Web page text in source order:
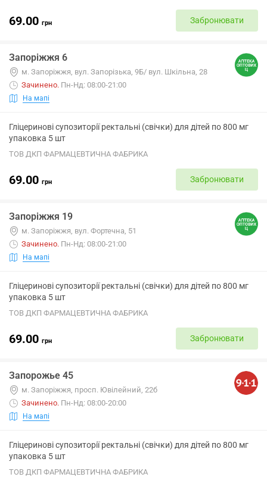
69.00 грн Забронювати
Запоріжжя 6
м. Запоріжжя, вул. Запорізька, 9Б/ вул. Шкільна, 28
Зачинено. Пн-Нд: 08:00-21:00
На мапі
Гліцеринові супозиторії ректальні (свічки) для дітей по 800 мг
упаковка 5 шт
ТОВ ДКП ФАРМАЦЕВТИЧНА ФАБРИКА
69.00 грн Забронювати
Запоріжжя 19
м. Запоріжжя, вул. Фортечна, 51
Зачинено. Пн-Нд: 08:00-21:00
На мапі
Гліцеринові супозиторії ректальні (свічки) для дітей по 800 мг
упаковка 5 шт
ТОВ ДКП ФАРМАЦЕВТИЧНА ФАБРИКА
69.00 грн Забронювати
Запорожье 45
м. Запоріжжя, просп. Ювілейний, 22б
Зачинено. Пн-Нд: 08:00-20:00
На мапі
Гліцеринові супозиторії ректальні (свічки) для дітей по 800 мг
упаковка 5 шт
ТОВ ДКП ФАРМАЦЕВТИЧНА ФАБРИКА